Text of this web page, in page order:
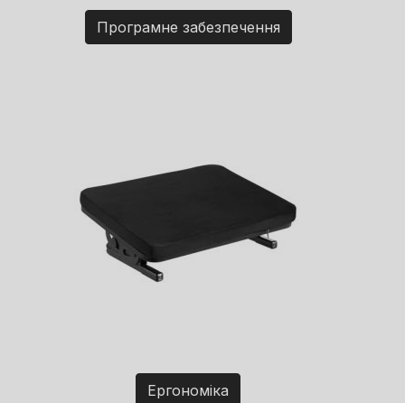
Програмне забезпечення
Ергономіка